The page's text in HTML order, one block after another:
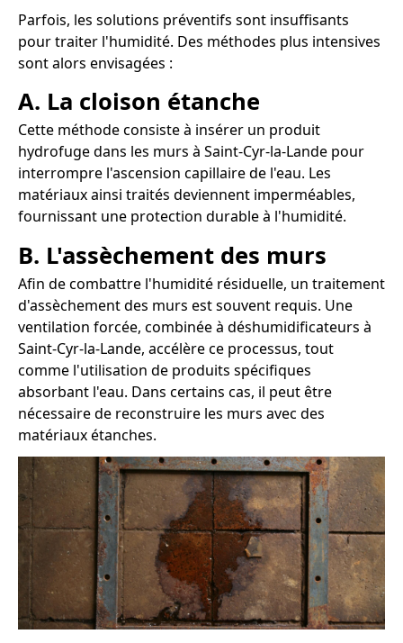
Parfois, les solutions préventifs sont insuffisants
pour traiter l'humidité. Des méthodes plus intensives
sont alors envisagées :
A. La cloison étanche
Cette méthode consiste à insérer un produit
hydrofuge dans les murs à Saint-Cyr-la-Lande pour
interrompre l'ascension capillaire de l'eau. Les
matériaux ainsi traités deviennent imperméables,
fournissant une protection durable à l'humidité.
B. L'assèchement des murs
Afin de combattre l'humidité résiduelle, un traitement
d'assèchement des murs est souvent requis. Une
ventilation forcée, combinée à déshumidificateurs à
Saint-Cyr-la-Lande, accélère ce processus, tout
comme l'utilisation de produits spécifiques
absorbant l'eau. Dans certains cas, il peut être
nécessaire de reconstruire les murs avec des
matériaux étanches.